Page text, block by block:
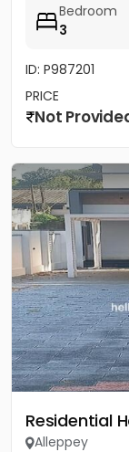
Bedroom
3
ID: P987201
PRICE
Not
Residential
Alleppey